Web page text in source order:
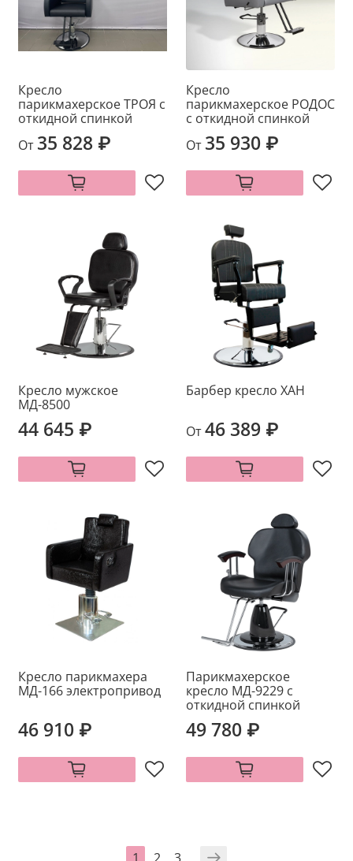
Кресло
парикмахерское ТРОЯ с
откидной спинкой
От 35 828 ₽
Кресло
парикмахерское РОДОС
с откидной спинкой
От 35 930 ₽
Кресло мужское
МД-8500
44 645 ₽
Барбер кресло ХАН
От46 389 ₽
Кресло парикмахера
МД-166 электропривод
46 910 ₽
Парикмахерское
кресло МД-9229 с
откидной спинкой
49 780 ₽